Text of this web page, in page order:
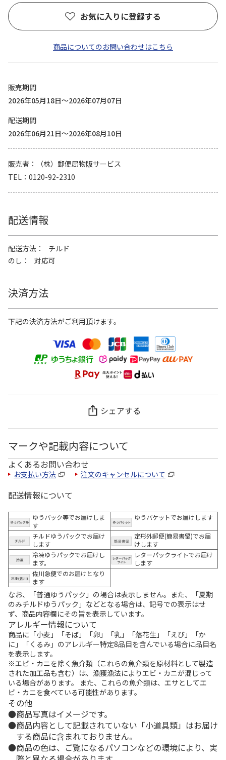
お気に入りに登録する
商品についてのお問い合わせはこちら
販売期間
2026年05月18日～2026年07月07日
配送期間
2026年06月21日～2026年08月10日
販売者
（株）郵便局物販サービス
TEL
0120-92-2310
配送情報
配送方法
チルド
のし
対応可
決済方法
下記の決済方法がご利用頂けます。
シェアする
マークや記載内容について
よくあるお問い合わせ
お支払い方法 注文のキャンセルについて
配送情報について
ゆうパック等でお届けしま
す
ゆうパケットでお届けします
チルドゆうパックでお届け
します
定形外郵便(簡易書留)でお届
けします
冷凍ゆうパックでお届けし
ます。
レターパックライトでお届け
します
佐川急便でのお届けとなり
ます
なお、「普通ゆうパック」の場合は表示しません。また、「夏期
のみチルドゆうパック」などとなる場合は、記号での表示はせ
ず、商品内容欄にその旨を表示しています。
アレルギー情報について
商品に「小麦」「そば」「卵」「乳」「落花生」「えび」「か
に」「くるみ」のアレルギー特定8品目を含んでいる場合に品目名
を表示します。
※エビ・カニを除く魚介類（これらの魚介類を原材料として製造
された加工品も含む）は、漁獲漁法によりエビ・カニが混じって
いる場合があります。 また、これらの魚介類は、エサとしてエ
ビ・カニを食べている可能性があります。
その他
商品写真はイメージです。
商品内容として記載されていない「小道具類」はお届け
する商品に含まれておりません。
商品の色は、ご覧になるパソコンなどの環境により、実